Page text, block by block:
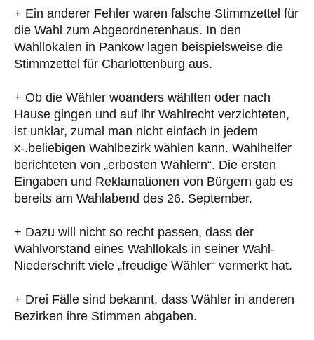
+ Ein anderer Fehler waren falsche Stimmzettel für
die Wahl zum Abgeordnetenhaus. In den
Wahllokalen in Pankow lagen beispielsweise die
Stimmzettel für Charlottenburg aus.
+ Ob die Wähler woanders wählten oder nach
Hause gingen und auf ihr Wahlrecht verzichteten,
ist unklar, zumal man nicht einfach in jedem
x-.beliebigen Wahlbezirk wählen kann. Wahlhelfer
berichteten von „erbosten Wählern“. Die ersten
Eingaben und Reklamationen von Bürgern gab es
bereits am Wahlabend des 26. September.
+ Dazu will nicht so recht passen, dass der
Wahlvorstand eines Wahllokals in seiner Wahl-
Niederschrift viele „freudige Wähler“ vermerkt hat.
+ Drei Fälle sind bekannt, dass Wähler in anderen
Bezirken ihre Stimmen abgaben.